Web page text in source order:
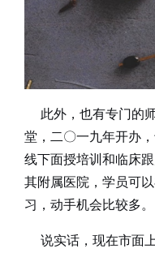
此外，也有专门的
堂，二〇一九年开办
线下面授培训和临床
其附属医院，学员可
习，动手机会比较多。
说实话，现在市面